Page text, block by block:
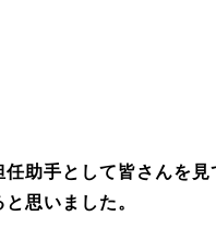
任助手として皆さんを見
思いました。